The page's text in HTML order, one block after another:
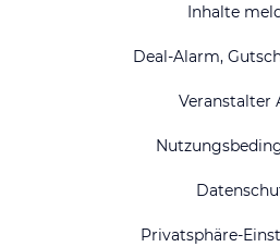
Inhalte
Deal-Alarm,
Veranstalter
Privatsphäre-